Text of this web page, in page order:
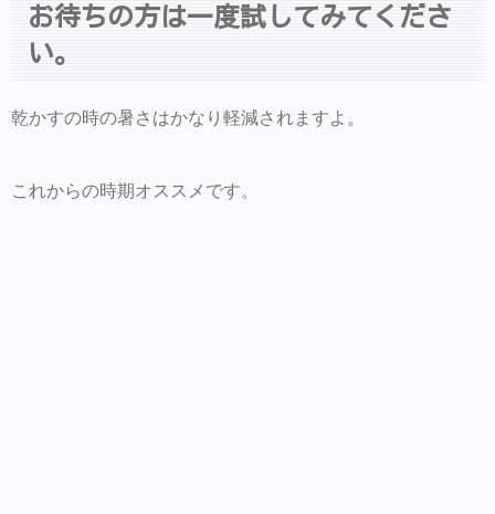
お待ちの方は一度試してみてくださ
い。
乾かすの時の暑さはかなり軽減されますよ。
これからの時期オススメです。